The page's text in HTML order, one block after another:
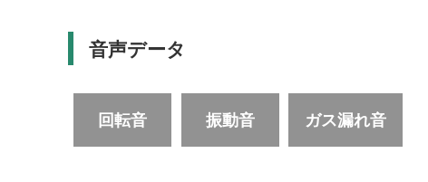
音声データ
回転音 振動音 ガス漏れ音